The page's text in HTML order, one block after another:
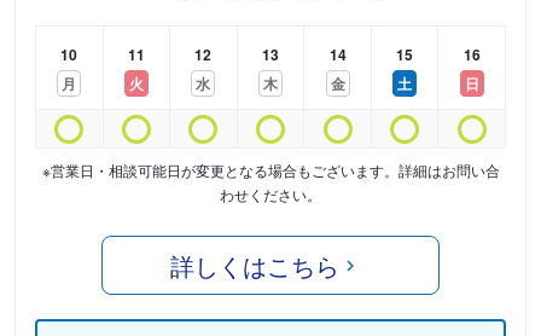
10
月
11
火
12
水
13
木
14
金
15
土
16
日
※営業日・相談可能日が変更となる場合もございます。詳細はお問い合
わせください。
詳しくはこちら